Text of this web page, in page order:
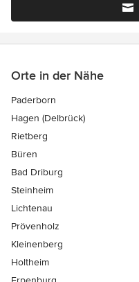
Orte in der Nähe
Paderborn
Hagen (Delbrück)
Rietberg
Büren
Bad Driburg
Steinheim
Lichtenau
Prövenholz
Kleinenberg
Holtheim